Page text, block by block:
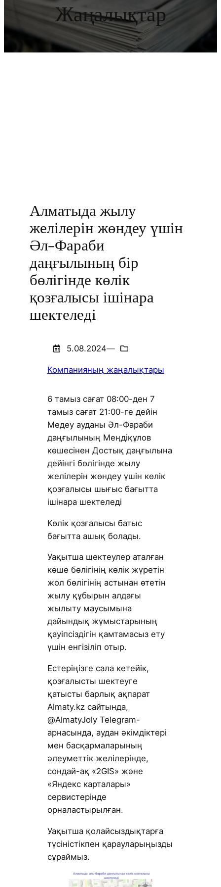
Жаңалықтар
Алматыда жылу
желілерін жөндеу үшін
Әл-Фараби
даңғылының бір
бөлігінде көлік
қозғалысы ішінара
шектеледі
5.08.2024—
Компанияның жаңалықтары
6 тамыз сағат 08:00-ден 7
тамыз сағат 21:00-ге дейін
Медеу ауданы Әл-Фараби
даңғылының Меңдіқұлов
көшесінен Достық даңғылына
дейінгі бөлігінде жылу
желілерін жөндеу үшін көлік
қозғалысы шығыс бағытта
ішінара шектеледі
Көлік қозғалысы батыс
бағытта ашық болады.
Уақытша шектеулер аталған
көше бөлігінің көлік жүретін
жол бөлігінің астынан өтетін
жылу құбырын алдағы
жылыту маусымына
дайындық жұмыстарының
қауіпсіздігін қамтамасыз ету
үшін енгізіліп отыр.
Естеріңізге сала кетейік,
қозғалысты шектеуге
қатысты барлық ақпарат
Almaty.kz сайтында,
@AlmatyJoly Telegram-
арнасында, аудан әкімдіктері
мен басқармаларының
әлеуметтік желілерінде,
сондай-ақ «2GIS» және
«Яндекс карталары»
сервистерінде
орналастырылған.
Уақытша қолайсыздықтарға
түсіністікпен қарауларыңызды
сұраймыз.